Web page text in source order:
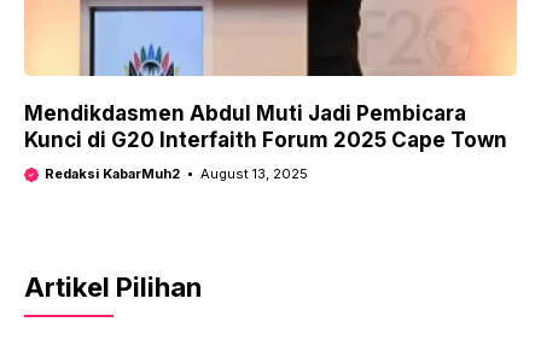
Mendikdasmen Abdul Muti Jadi Pembicara
Kunci di G20 Interfaith Forum 2025 Cape Town
Redaksi KabarMuh2 August 13, 2025
Artikel Pilihan